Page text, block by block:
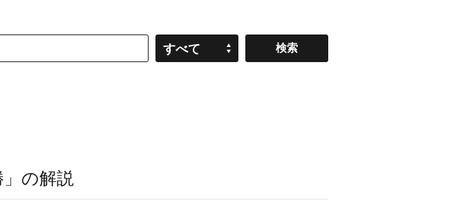
すべて
」の解説